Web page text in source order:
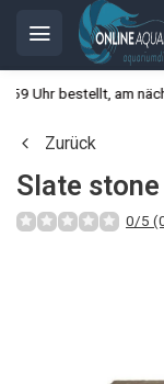
Uhr bestellt, am
Zurück
Slate
0/5